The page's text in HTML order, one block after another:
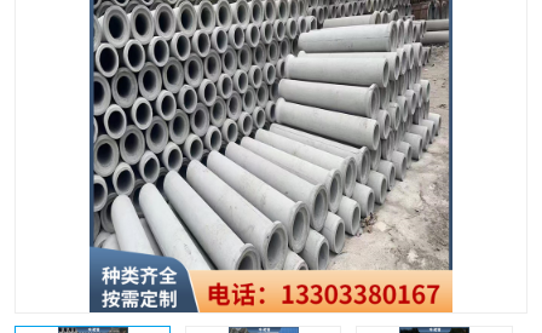
圆形检查井 矩形检查井
混凝土检查井 预制混凝土检查井
企口水泥管 钢承口水泥管
波纹管